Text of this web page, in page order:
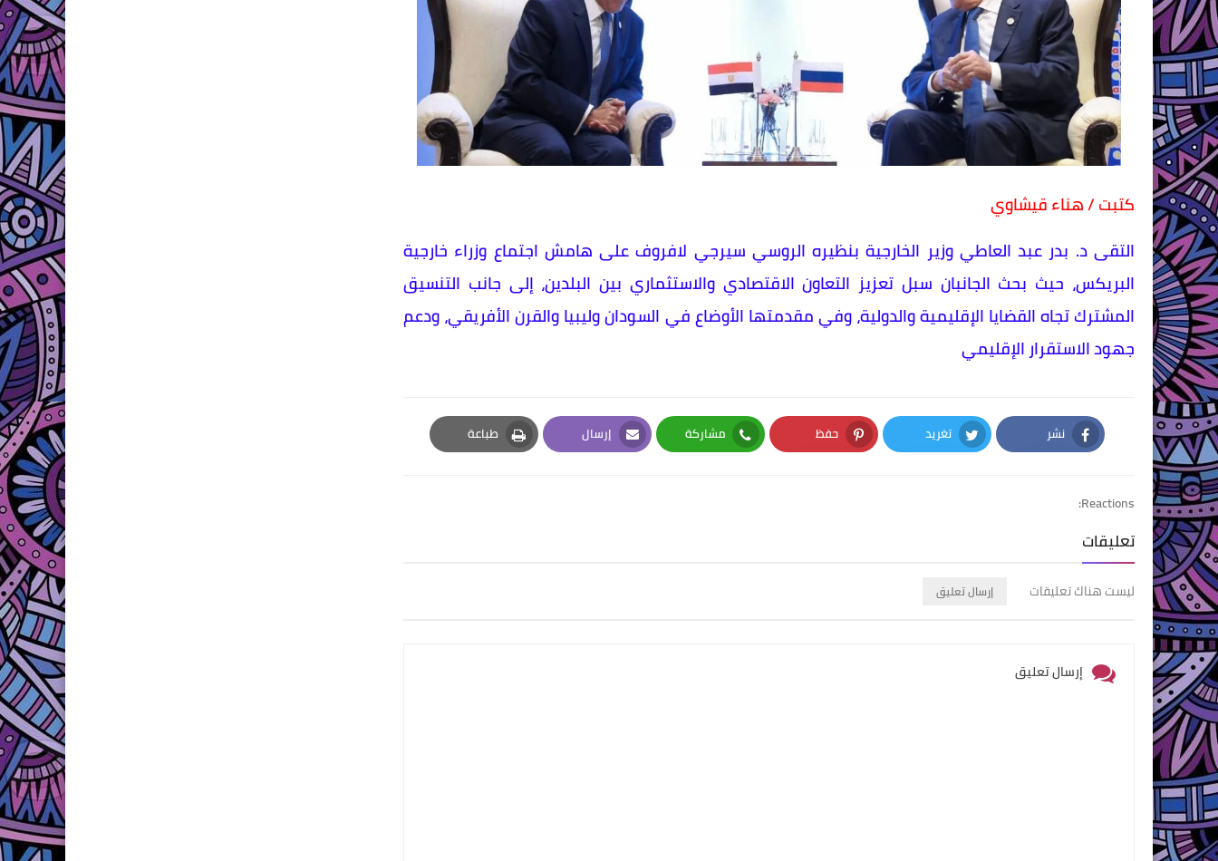
كتبت / هناء قيشاوي
التقى د. بدر عبد العاطي وزير الخارجية بنظيره الروسي سيرجي لافروف على هامش اجتماع وزراء خارجية
البريكس، حيث بحث الجانبان سبل تعزيز التعاون الاقتصادي والاستثماري بين البلدين، إلى جانب التنسيق
المشترك تجاه القضايا الإقليمية والدولية، وفي مقدمتها الأوضاع في السودان وليبيا والقرن الأفريقي، ودعم
جهود الاستقرار الإقليمي
نشر
Facebook
تغريد
Twitter
حفظ
Pinterest
مشاركة
Whatsapp
إرسال
Email
طباعة
Print
Reactions:
تعليقات
ليست هناك تعليقات إرسال تعليق
إرسال تعليق